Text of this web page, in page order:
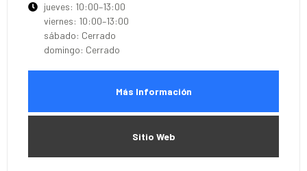
jueves: 10:00–13:00
viernes: 10:00–13:00
sábado: Cerrado
domingo: Cerrado
Más Información
Sitio Web